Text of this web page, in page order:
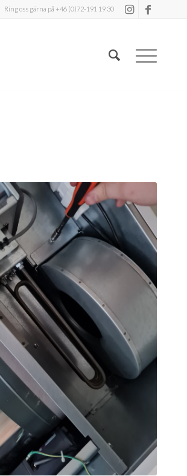
Ring oss gärna på +46 (0)72-191 19 30